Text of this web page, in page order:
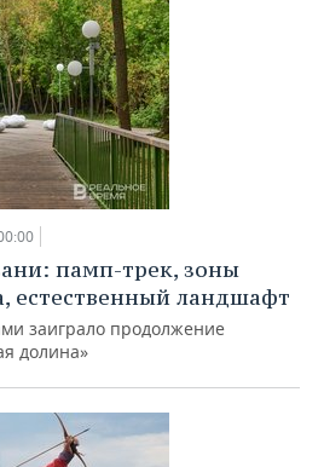
памп-трек, зоны
естественный ландшафт
заиграло продолжение
долина»